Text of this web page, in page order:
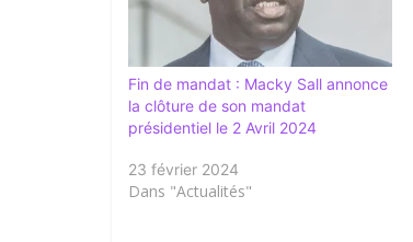
Fin de mandat : Macky Sall annonce
la clôture de son mandat
présidentiel le 2 Avril 2024
23 février 2024
Dans "Actualités"